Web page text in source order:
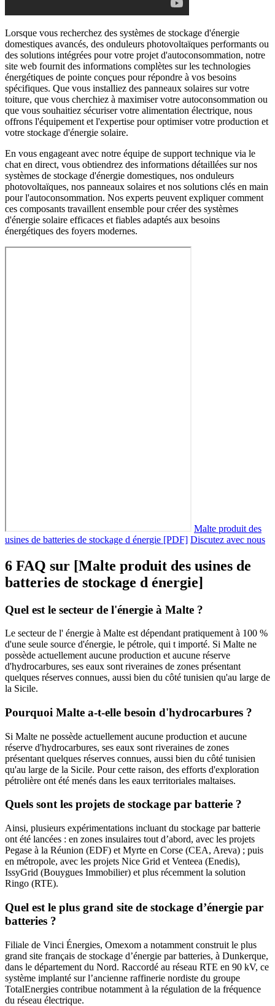
Lorsque vous recherchez des systèmes de stockage d'énergie
domestiques avancés, des onduleurs photovoltaïques performants ou
des solutions intégrées pour votre projet d'autoconsommation, notre
site web fournit des informations complètes sur les technologies
énergétiques de pointe conçues pour répondre à vos besoins
spécifiques. Que vous installiez des panneaux solaires sur votre
toiture, que vous cherchiez à maximiser votre autoconsommation ou
que vous souhaitiez sécuriser votre alimentation électrique, nous
offrons l'équipement et l'expertise pour optimiser votre production et
votre stockage d'énergie solaire.
En vous engageant avec notre équipe de support technique via le
chat en direct, vous obtiendrez des informations détaillées sur nos
systèmes de stockage d'énergie domestiques, nos onduleurs
photovoltaïques, nos panneaux solaires et nos solutions clés en main
pour l'autoconsommation. Nos experts peuvent expliquer comment
ces composants travaillent ensemble pour créer des systèmes
d'énergie solaire efficaces et fiables adaptés aux besoins
énergétiques des foyers modernes.
Malte produit des
usines de batteries de stockage d énergie [PDF] Discutez avec nous
6 FAQ sur [Malte produit des usines de
batteries de stockage d énergie]
Quel est le secteur de l'énergie à Malte ?
Le secteur de l' énergie à Malte est dépendant pratiquement à 100 %
d'une seule source d'énergie, le pétrole, qui t importé. Si Malte ne
possède actuellement aucune production et aucune réserve
d'hydrocarbures, ses eaux sont riveraines de zones présentant
quelques réserves connues, aussi bien du côté tunisien qu'au large de
la Sicile.
Pourquoi Malte a-t-elle besoin d'hydrocarbures ?
Si Malte ne possède actuellement aucune production et aucune
réserve d'hydrocarbures, ses eaux sont riveraines de zones
présentant quelques réserves connues, aussi bien du côté tunisien
qu'au large de la Sicile. Pour cette raison, des efforts d'exploration
pétrolière ont été menés dans les eaux territoriales maltaises.
Quels sont les projets de stockage par batterie ?
Ainsi, plusieurs expérimentations incluant du stockage par batterie
ont été lancées : en zones insulaires tout d’abord, avec les projets
Pegase à la Réunion (EDF) et Myrte en Corse (CEA, Areva) ; puis
en métropole, avec les projets Nice Grid et Venteea (Enedis),
IssyGrid (Bouygues Immobilier) et plus récemment la solution
Ringo (RTE).
Quel est le plus grand site de stockage d’énergie par
batteries ?
Filiale de Vinci Énergies, Omexom a notamment construit le plus
grand site français de stockage d’énergie par batteries, à Dunkerque,
dans le département du Nord. Raccordé au réseau RTE en 90 kV, ce
système implanté sur l’ancienne raffinerie nordiste du groupe
TotalEnergies contribue notamment à la régulation de la fréquence
du réseau électrique.